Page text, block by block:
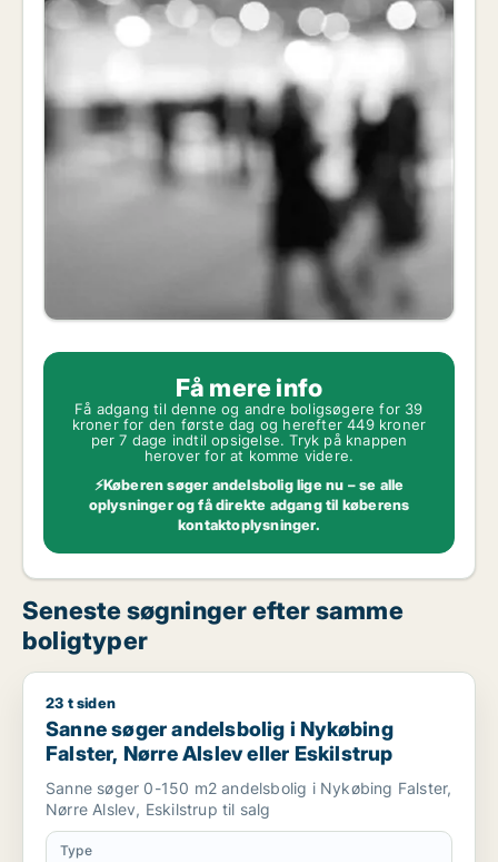
Få mere info
Få adgang til denne og andre boligsøgere for 39
kroner for den første dag og herefter 449 kroner
per 7 dage indtil opsigelse. Tryk på knappen
herover for at komme videre.
⚡Køberen søger andelsbolig lige nu – se alle
oplysninger og få direkte adgang til køberens
kontaktoplysninger.
Seneste søgninger efter samme
boligtyper
Sanne søger andelsbolig i Nykøbing Falster, Nørre Alslev
23 t siden
Sanne søger andelsbolig i Nykøbing
Falster, Nørre Alslev eller Eskilstrup
Sanne søger 0-150 m2 andelsbolig i Nykøbing Falster,
Nørre Alslev, Eskilstrup til salg
Type